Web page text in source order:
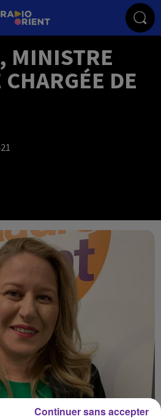
MINISTRE
DE
Continuer sans accepter